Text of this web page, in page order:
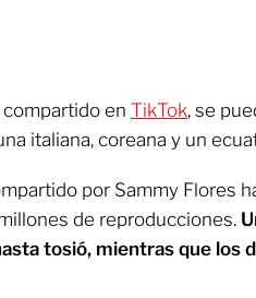
en TikTok, se
italiana, coreana y un
por Sammy Flores
de reproducciones.
tosió, mientras que los